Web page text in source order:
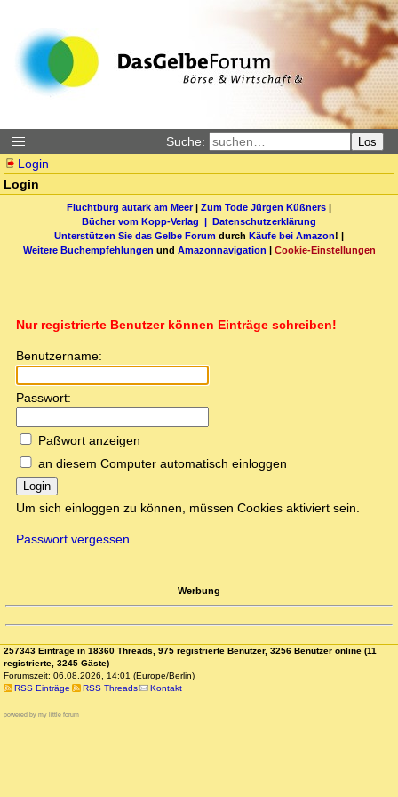
Suche: Los
Login
Login
Fluchtburg autark am Meer| Zum Tode Jürgen Küßners |
Bücher vom Kopp-Verlag | Datenschutzerklärung
Unterstützen Sie das Gelbe Forum durch Käufe bei Amazon! |
Weitere Buchempfehlungen und Amazonnavigation | Cookie-Einstellungen
Nur registrierte Benutzer können Einträge schreiben!
Benutzername:
Passwort:
Paßwort anzeigen
an diesem Computer automatisch einloggen
Login
Um sich einloggen zu können, müssen Cookies aktiviert sein.
Passwort vergessen
Werbung
257343 Einträge in 18360 Threads, 975 registrierte Benutzer, 3256 Benutzer online (11
registrierte, 3245 Gäste)
Forumszeit: 06.08.2026, 14:01 (Europe/Berlin)
RSS Einträge
RSS Threads Kontakt
powered by my little forum